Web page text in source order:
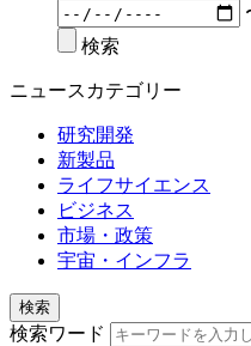
検索
ニュースカテゴリー
研究開発
新製品
ライフサイエンス
ビジネス
市場・政策
宇宙・インフラ
検索
検索ワード